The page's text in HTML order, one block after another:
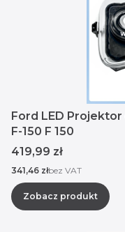
Ford LED
F-150 F 150
Cena
419,99 zł
Cena
341,46 złbez VAT
Zobacz produkt